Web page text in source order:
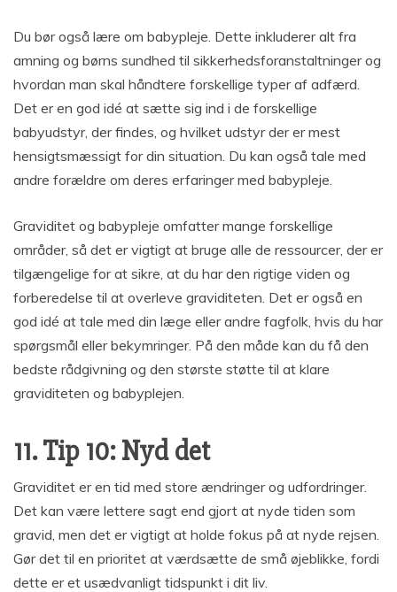
Du bør også lære om babypleje. Dette inkluderer alt fra
amning og børns sundhed til sikkerhedsforanstaltninger og
hvordan man skal håndtere forskellige typer af adfærd.
Det er en god idé at sætte sig ind i de forskellige
babyudstyr, der findes, og hvilket udstyr der er mest
hensigtsmæssigt for din situation. Du kan også tale med
andre forældre om deres erfaringer med babypleje.
Graviditet og babypleje omfatter mange forskellige
områder, så det er vigtigt at bruge alle de ressourcer, der er
tilgængelige for at sikre, at du har den rigtige viden og
forberedelse til at overleve graviditeten. Det er også en
god idé at tale med din læge eller andre fagfolk, hvis du har
spørgsmål eller bekymringer. På den måde kan du få den
bedste rådgivning og den største støtte til at klare
graviditeten og babyplejen.
11. Tip 10: Nyd det
Graviditet er en tid med store ændringer og udfordringer.
Det kan være lettere sagt end gjort at nyde tiden som
gravid, men det er vigtigt at holde fokus på at nyde rejsen.
Gør det til en prioritet at værdsætte de små øjeblikke, fordi
dette er et usædvanligt tidspunkt i dit liv.